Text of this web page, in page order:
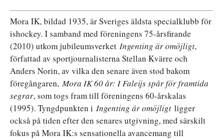
Mora IK, bildad 1935, är Sveriges äldsta specialklubb för
ishockey. I samband med föreningens 75-årsfirande
(2010) utkom jubileumsverket Ingenting är omöjligt,
författad av sportjournalisterna Stellan Kvärre och
Anders Norin, av vilka den senare även stod bakom
föregångaren,Mora IK 60 år: I Faleijs spår för framtida
segrar, som togs fram till föreningens 60-årskalas
(1995). Tyngdpunkten i Ingenting är omöjligt ligger
också på tiden efter den senares utgivning, med särskilt
fokus på Mora IK:s sensationella avancemang till